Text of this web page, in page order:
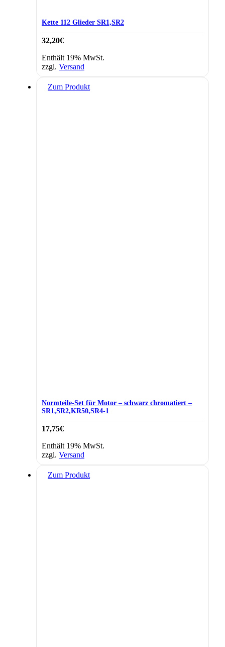
Kette 112 Glieder SR1,SR2
32,20€
Enthält 19% MwSt.
zzgl. Versand
Zum Produkt
Normteile-Set für Motor – schwarz chromatiert –
SR1,SR2,KR50,SR4-1
17,75€
Enthält 19% MwSt.
zzgl. Versand
Zum Produkt